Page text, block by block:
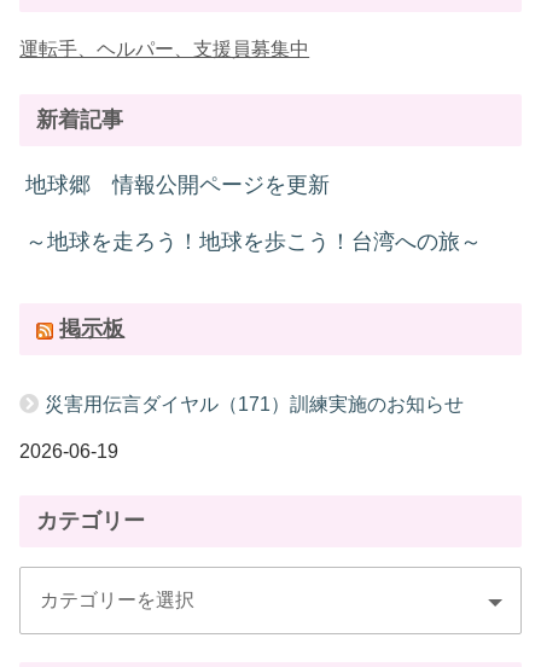
運転手、ヘルパー、支援員募集中
新着記事
地球郷 情報公開ページを更新
～地球を走ろう！地球を歩こう！台湾への旅～
掲示板
災害用伝言ダイヤル（171）訓練実施のお知らせ
2026-06-19
カテゴリー